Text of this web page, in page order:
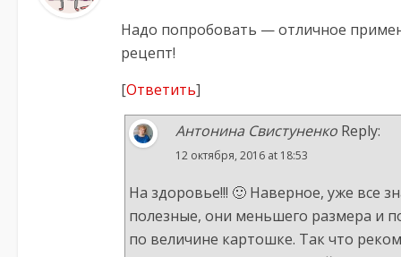
Надо попробовать — отличное
рецепт!
[Ответить]
Антонина Свистуненко Reply:
12 октября, 2016 at 18:53
На здоровье!!! 🙂 Наверное, уже все
полезные, они меньшего размера и
по величине картошке. Так что